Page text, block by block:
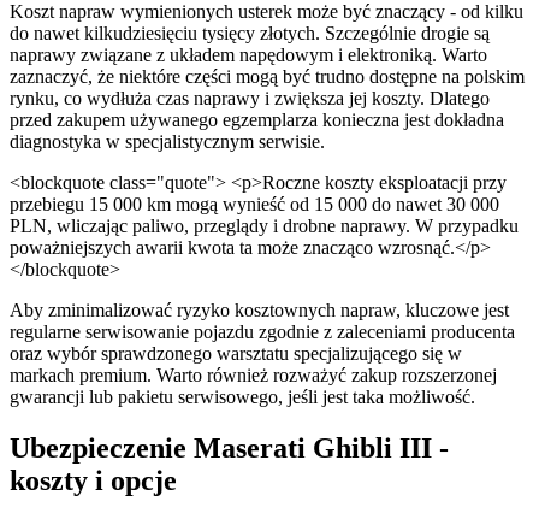
Koszt napraw wymienionych usterek może być znaczący - od kilku
do nawet kilkudziesięciu tysięcy złotych. Szczególnie drogie są
naprawy związane z układem napędowym i elektroniką. Warto
zaznaczyć, że niektóre części mogą być trudno dostępne na polskim
rynku, co wydłuża czas naprawy i zwiększa jej koszty. Dlatego
przed zakupem używanego egzemplarza konieczna jest dokładna
diagnostyka w specjalistycznym serwisie.
<blockquote class="quote"> <p>Roczne koszty eksploatacji przy
przebiegu 15 000 km mogą wynieść od 15 000 do nawet 30 000
PLN, wliczając paliwo, przeglądy i drobne naprawy. W przypadku
poważniejszych awarii kwota ta może znacząco wzrosnąć.</p>
</blockquote>
Aby zminimalizować ryzyko kosztownych napraw, kluczowe jest
regularne serwisowanie pojazdu zgodnie z zaleceniami producenta
oraz wybór sprawdzonego warsztatu specjalizującego się w
markach premium. Warto również rozważyć zakup rozszerzonej
gwarancji lub pakietu serwisowego, jeśli jest taka możliwość.
Ubezpieczenie Maserati Ghibli III -
koszty i opcje